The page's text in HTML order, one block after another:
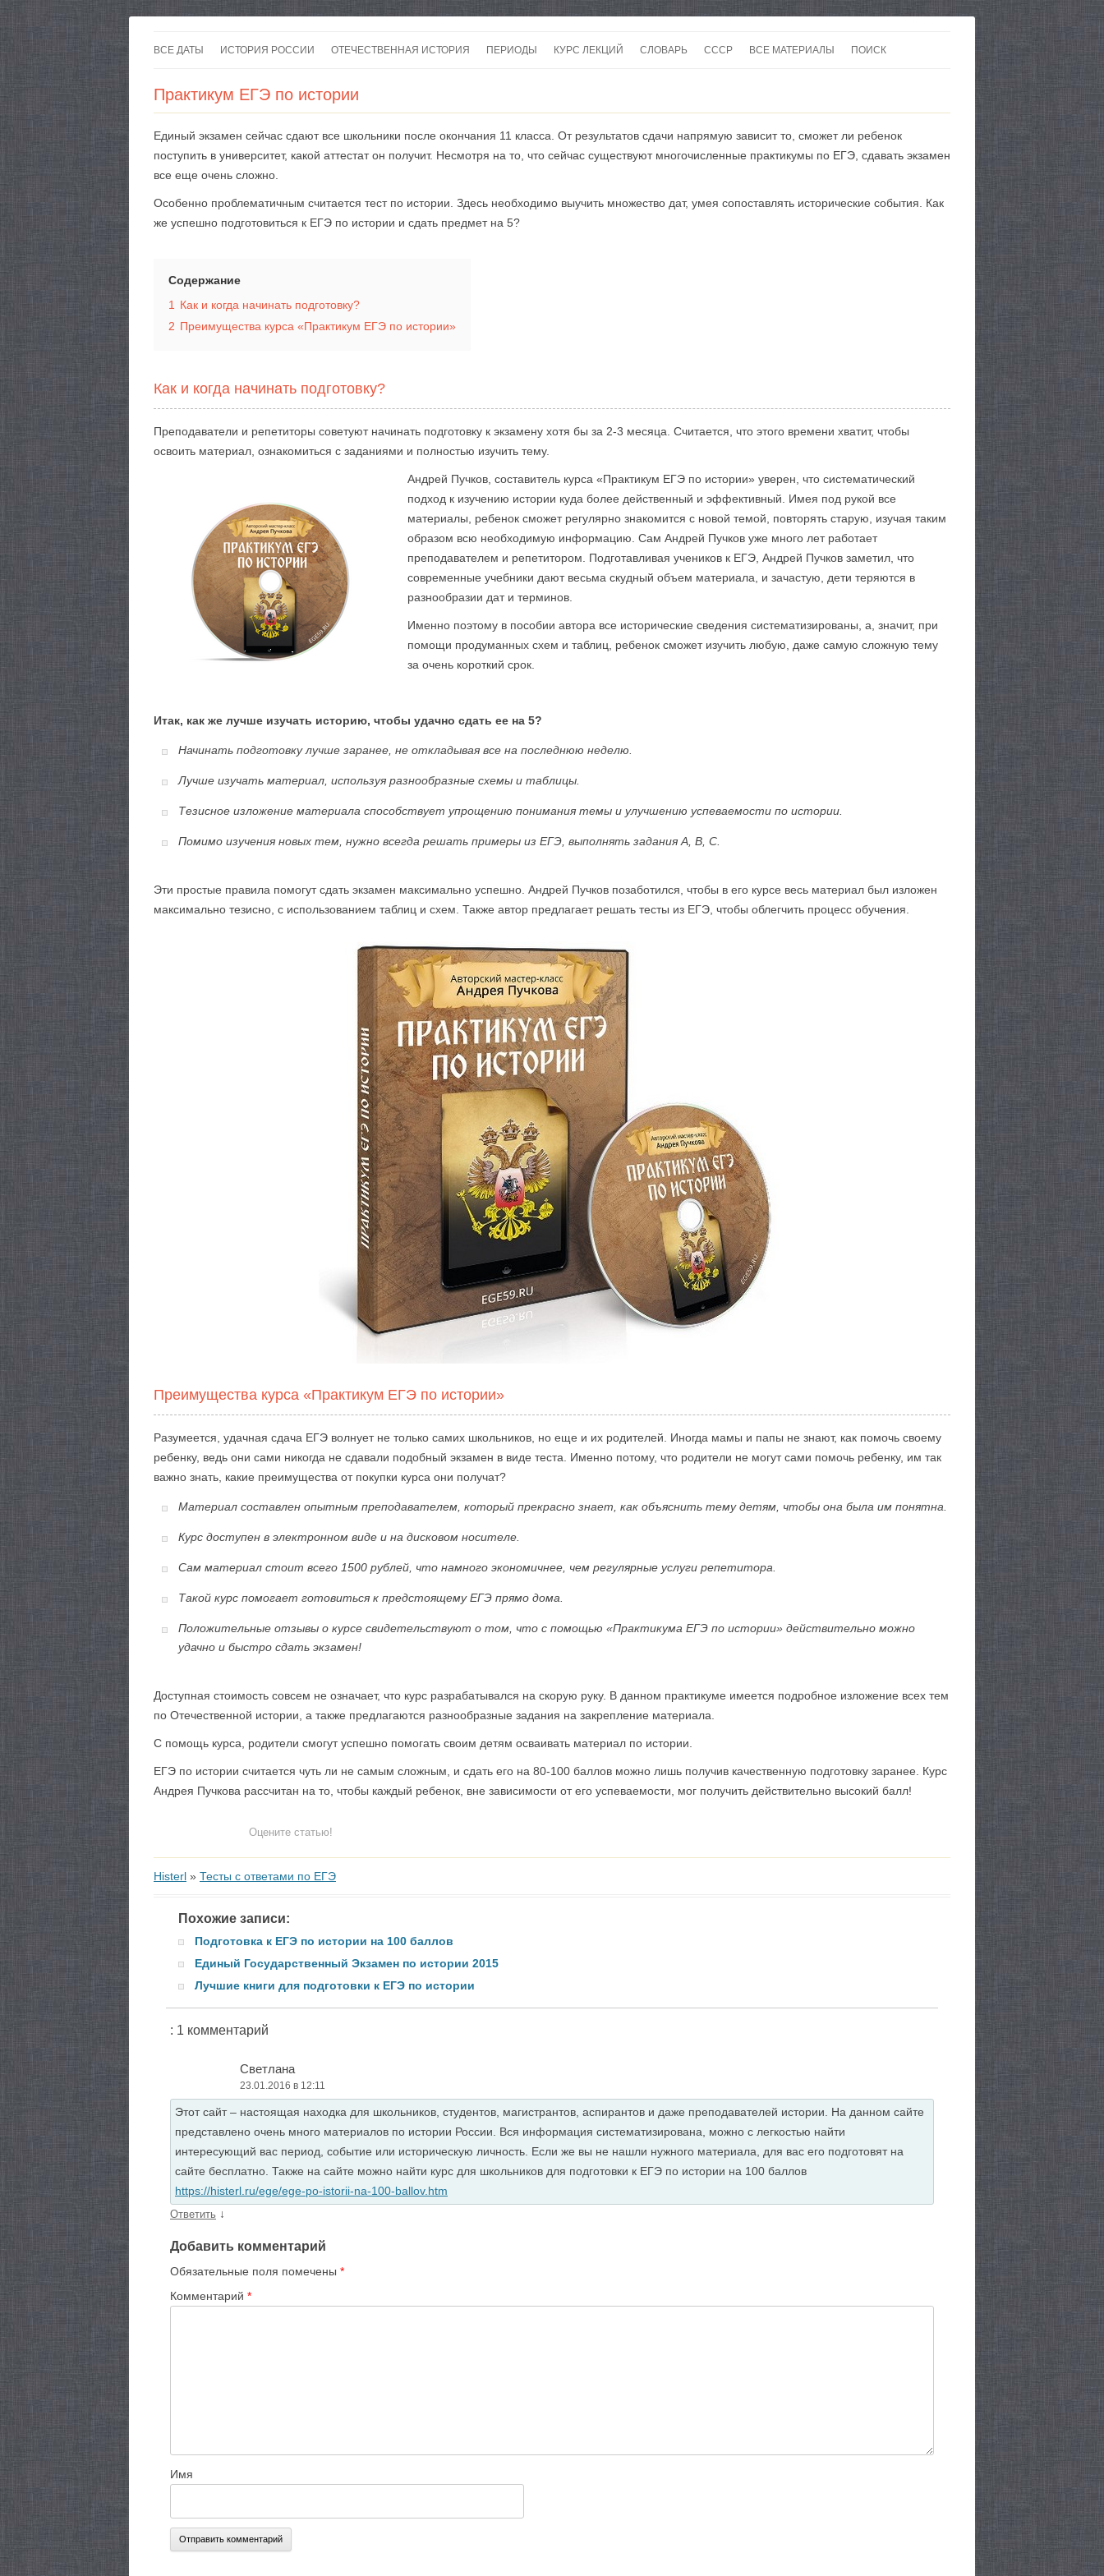
к
ВСЕ ДАТЫ ИСТОРИЯ РОССИИ ОТЕЧЕСТВЕННАЯ ИСТОРИЯ ПЕРИОДЫ КУРС ЛЕКЦИЙ СЛОВАРЬ СССР
ВОЙНЫ
ВСЕ МАТЕРИАЛЫ
КАРТЫ
ПОИСК
Практикум ЕГЭ по истории
Единый экзамен сейчас сдают все школьники после окончания 11 класса. От результатов сдачи напрямую зависит то, сможет ли ребенок
поступить в университет, какой аттестат он получит. Несмотря на то, что сейчас существуют многочисленные практикумы по ЕГЭ, сдавать экзамен
все еще очень сложно.
Особенно проблематичным считается тест по истории. Здесь необходимо выучить множество дат, умея сопоставлять исторические события. Как
же успешно подготовиться к ЕГЭ по истории и сдать предмет на 5?
Содержание
1
Как и когда начинать подготовку?
2 Преимущества курса «Практикум ЕГЭ по истории»
Как и когда начинать подготовку?
Преподаватели и репетиторы советуют начинать подготовку к экзамену хотя бы за 2-3 месяца. Считается, что этого времени хватит, чтобы
освоить материал, ознакомиться с заданиями и полностью изучить тему.
Андрей Пучков, составитель курса «Практикум ЕГЭ по истории» уверен, что систематический
подход к изучению истории куда более действенный и эффективный. Имея под рукой все
материалы, ребенок сможет регулярно знакомится с новой темой, повторять старую, изучая таким
образом всю необходимую информацию. Сам Андрей Пучков уже много лет работает
преподавателем и репетитором. Подготавливая учеников к ЕГЭ, Андрей Пучков заметил, что
современные учебники дают весьма скудный объем материала, и зачастую, дети теряются в
разнообразии дат и терминов.
Именно поэтому в пособии автора все исторические сведения систематизированы, а, значит, при
помощи продуманных схем и таблиц, ребенок сможет изучить любую, даже самую сложную тему
за очень короткий срок.
Итак, как же лучше изучать историю, чтобы удачно сдать ее на 5?
Начинать подготовку лучше заранее, не откладывая все на последнюю неделю.
Лучше изучать материал, используя разнообразные схемы и таблицы.
Тезисное изложение материала способствует упрощению понимания темы и улучшению успеваемости по истории.
Помимо изучения новых тем, нужно всегда решать примеры из ЕГЭ, выполнять задания A, B, C.
Эти простые правила помогут сдать экзамен максимально успешно. Андрей Пучков позаботился, чтобы в его курсе весь материал был изложен
максимально тезисно, с использованием таблиц и схем. Также автор предлагает решать тесты из ЕГЭ, чтобы облегчить процесс обучения.
Преимущества курса «Практикум ЕГЭ по истории»
Разумеется, удачная сдача ЕГЭ волнует не только самих школьников, но еще и их родителей. Иногда мамы и папы не знают, как помочь своему
ребенку, ведь они сами никогда не сдавали подобный экзамен в виде теста. Именно потому, что родители не могут сами помочь ребенку, им так
важно знать, какие преимущества от покупки курса они получат?
Материал составлен опытным преподавателем, который прекрасно знает, как объяснить тему детям, чтобы она была им понятна.
Курс доступен в электронном виде и на дисковом носителе.
Сам материал стоит всего 1500 рублей, что намного экономичнее, чем регулярные услуги репетитора.
Такой курс помогает готовиться к предстоящему ЕГЭ прямо дома.
Положительные отзывы о курсе свидетельствуют о том, что с помощью «Практикума ЕГЭ по истории» действительно можно
удачно и быстро сдать экзамен!
Доступная стоимость совсем не означает, что курс разрабатывался на скорую руку. В данном практикуме имеется подробное изложение всех тем
по Отечественной истории, а также предлагаются разнообразные задания на закрепление материала.
С помощь курса, родители смогут успешно помогать своим детям осваивать материал по истории.
ЕГЭ по истории считается чуть ли не самым сложным, и сдать его на 80-100 баллов можно лишь получив качественную подготовку заранее. Курс
Андрея Пучкова рассчитан на то, чтобы каждый ребенок, вне зависимости от его успеваемости, мог получить действительно высокий балл!
Оцените статью!
Histerl » Тесты с ответами по ЕГЭ
Похожие записи:
Подготовка к ЕГЭ по истории на 100 баллов
Единый Государственный Экзамен по истории 2015
Лучшие книги для подготовки к ЕГЭ по истории
: 1 комментарий
Светлана
23.01.2016 в 12:11
Этот сайт – настоящая находка для школьников, студентов, магистрантов, аспирантов и даже преподавателей истории. На данном сайте
представлено очень много материалов по истории России. Вся информация систематизирована, можно с легкостью найти
интересующий вас период, событие или историческую личность. Если же вы не нашли нужного материала, для вас его подготовят на
сайте бесплатно. Также на сайте можно найти курс для школьников для подготовки к ЕГЭ по истории на 100 баллов
https://histerl.ru/ege/ege-po-istorii-na-100-ballov.htm
Ответить ↓
Добавить комментарий
Обязательные поля помечены *
Комментарий *
Имя